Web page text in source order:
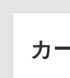
カ